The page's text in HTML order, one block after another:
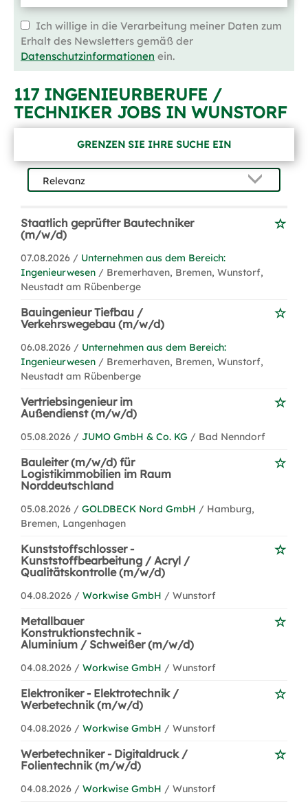
Ich willige in die Verarbeitung meiner Daten zum
Erhalt des Newsletters gemäß der
Datenschutzinformationen ein.
117 INGENIEURBERUFE /
TECHNIKER JOBS IN WUNSTORF
GRENZEN SIE IHRE SUCHE EIN
Staatlich geprüfter Bautechniker
(m/w/d)
07.08.2026 / Unternehmen aus dem Bereich:
Ingenieurwesen / Bremerhaven, Bremen, Wunstorf,
Neustadt am Rübenberge
Bauingenieur Tiefbau /
Verkehrswegebau (m/w/d)
06.08.2026 / Unternehmen aus dem Bereich:
Ingenieurwesen / Bremerhaven, Bremen, Wunstorf,
Neustadt am Rübenberge
Vertriebsingenieur im
Außendienst (m/w/d)
05.08.2026 / JUMO GmbH & Co. KG / Bad Nenndorf
Bauleiter (m/w/d) für
Logistikimmobilien im Raum
Norddeutschland
05.08.2026 / GOLDBECK Nord GmbH / Hamburg,
Bremen, Langenhagen
Kunststoffschlosser -
Kunststoffbearbeitung / Acryl /
Qualitätskontrolle (m/w/d)
04.08.2026 / Workwise GmbH / Wunstorf
Metallbauer
Konstruktionstechnik -
Aluminium / Schweißer (m/w/d)
04.08.2026 / Workwise GmbH / Wunstorf
Elektroniker - Elektrotechnik /
Werbetechnik (m/w/d)
04.08.2026 / Workwise GmbH / Wunstorf
Werbetechniker - Digitaldruck /
Folientechnik (m/w/d)
04.08.2026 / Workwise GmbH / Wunstorf